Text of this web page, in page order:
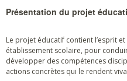
Présentation du projet
Le projet éducatif contient l’esprit
établissement scolaire, pour
développer des compétences
actions concrètes qui le rendent